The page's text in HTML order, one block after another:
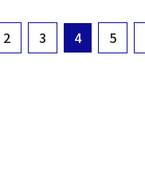
2 3 4 5